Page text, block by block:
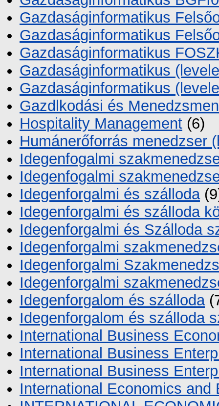
Gazdaságinformatikus
Gazdaságinformatikus
Gazdaságinformatikus
Gazdaságinformatikus
Gazdaságinformatikus
Gazdlkodási és
Hospitality Management (6)
Humánerőforrás menedzser
Idegenfogalmi
Idegenfogalmi
Idegenforgalmi és szálloda
Idegenforgalmi és szálloda
Idegenforgalmi és Szálloda
Idegenforgalmi
Idegenforgalmi
Idegenforgalmi
Idegenforgalom és szálloda
Idegenforgalom és szálloda
International Business
International Business
International Business
International Economics and